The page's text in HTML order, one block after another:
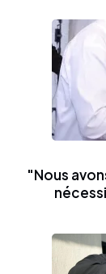
"Nous